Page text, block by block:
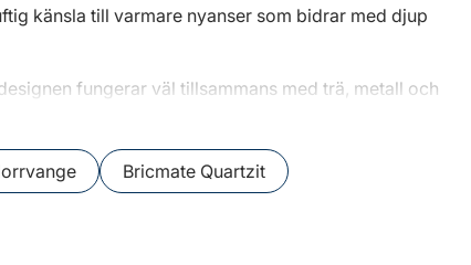
känsla till varmare nyanser som bidrar med djup
fungerar väl tillsammans med trä, metall och
Bricmate Quartzit